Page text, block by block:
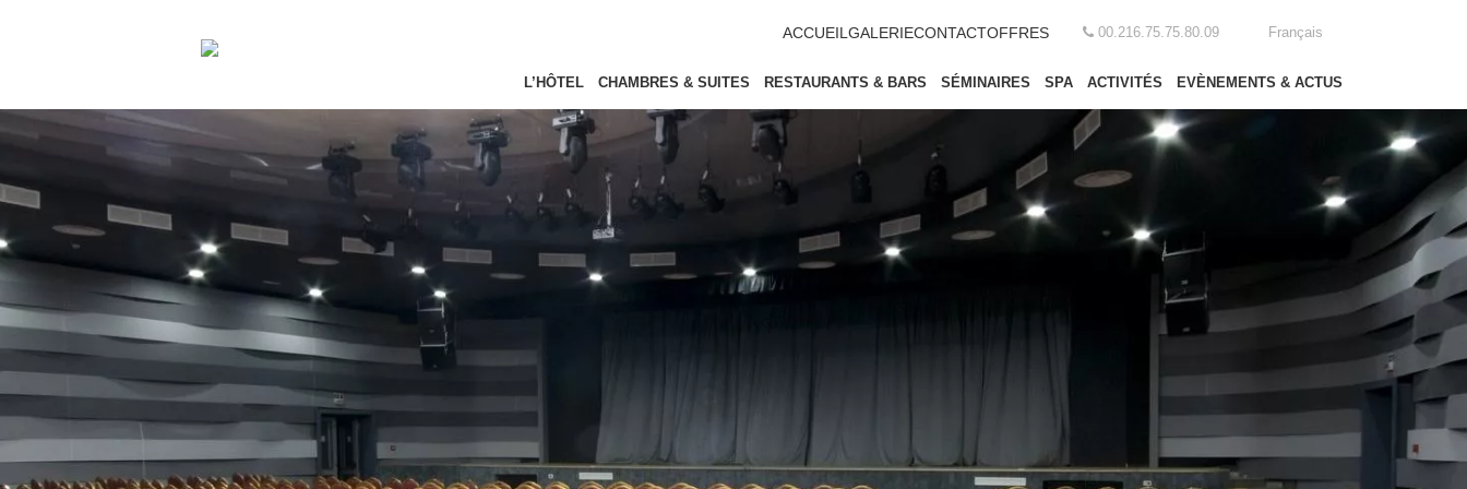
ACCUEIL GALERIECONTACTOFFRES 00.216.75.75.80.09 Français
L’HÔTEL CHAMBRES & SUITES RESTAURANTS & BARS SÉMINAIRES SPA ACTIVITÉS EVÈNEMENTS & ACTUS